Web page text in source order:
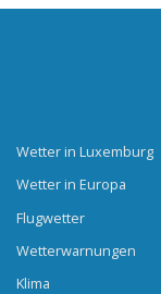
Wetter in Luxemburg
Wetter in Europa
Flugwetter
Wetterwarnungen
Klima